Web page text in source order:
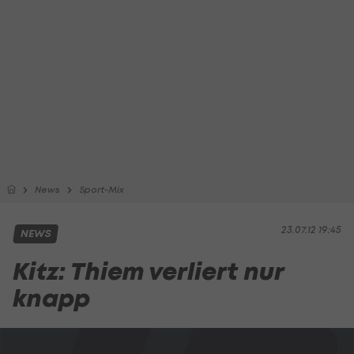
News Sport-Mix
23.07.12 19:45
NEWS
Kitz: Thiem verliert nur
knapp